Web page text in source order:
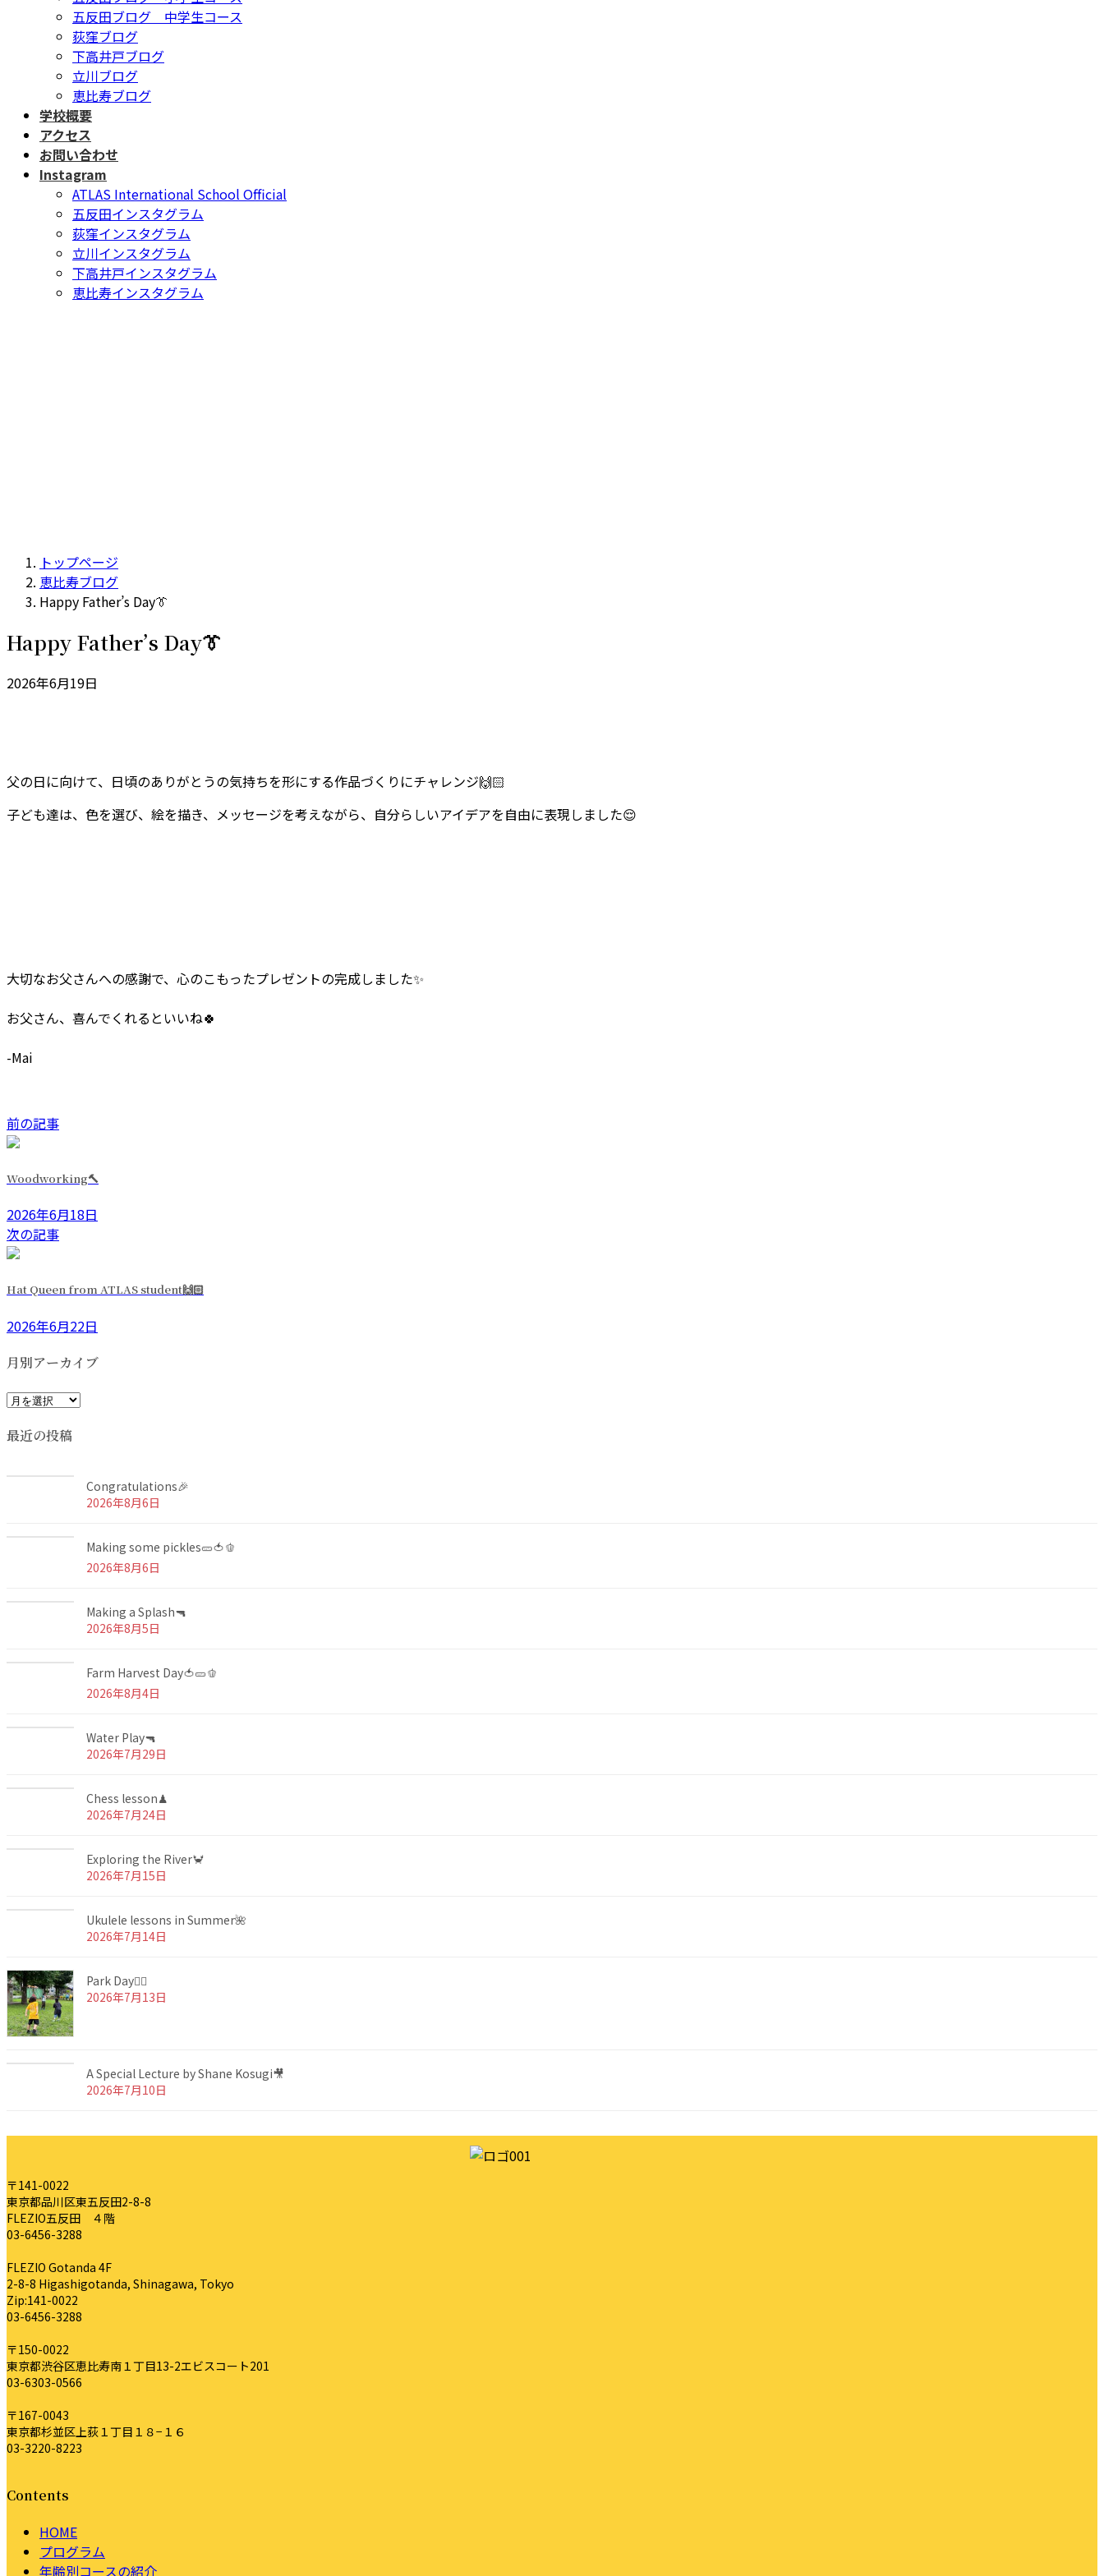
五反田ブログ 中学生コース
荻窪ブログ
下高井戸ブログ
立川ブログ
恵比寿ブログ
学校概要
アクセス
お問い合わせ
Instagram
ATLAS International School Official
五反田インスタグラム
荻窪インスタグラム
立川インスタグラム
下高井戸インスタグラム
恵比寿インスタグラム
トップページ
恵比寿ブログ
Happy Father’s Day👔
Happy Father’s Day👔
2026年6月19日
父の日に向けて、日頃のありがとうの気持ちを形にする作品づくりにチャレンジ🙌🏻
子ども達は、色を選び、絵を描き、メッセージを考えながら、自分らしいアイデアを自由に表現しました😌
大切なお父さんへの感謝で、心のこもったプレゼントの完成しました✨
お父さん、喜んでくれるといいね🍀
-Mai
前の記事
Woodworking🔨
2026年6月18日
次の記事
Hat Queen from ATLAS student🙌🏻
2026年6月22日
月別アーカイブ
月
ア
カ
最近の投稿
Congratulations🎉
2026年8月6日
Making some pickles🥒🍅🫑
2026年8月6日
Making a Splash🔫
2026年8月5日
Farm Harvest Day🍅🥒🫑
2026年8月4日
Water Play🔫
2026年7月29日
Chess lesson♟
2026年7月24日
Exploring the River🦀
2026年7月15日
Ukulele lessons in Summer🌺
2026年7月14日
Park Day🏃‍♂️
2026年7月13日
A Special Lecture by Shane Kosugi🎥
2026年7月10日
〒141-0022
東京都品川区東五反田2-8-8
FLEZIO五反田 ４階
03-6456-3288
FLEZIO Gotanda 4F
2-8-8 Higashigotanda, Shinagawa, Tokyo
Zip:141-0022
03-6456-3288
〒150-0022
東京都渋谷区恵比寿南１丁目13-2エビスコート201
03-6303-0566
〒167-0043
東京都杉並区上荻１丁目１８−１６
03-3220-8223
Contents
HOME
プログラム
年齢別コースの紹介